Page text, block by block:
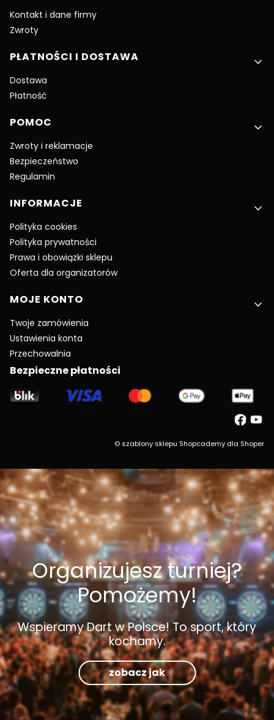
Kontakt i dane firmy
Zwroty
PŁATNOŚCI I DOSTAWA
Dostawa
Płatność
POMOC
Zwroty i reklamacje
Bezpieczeństwo
Regulamin
INFORMACJE
Polityka cookies
Polityka prywatności
Prawa i obowiązki sklepu
Oferta dla organizatorów
MOJE KONTO
Twoje zamówienia
Ustawienia konta
Przechowalnia
Bezpieczne płatności
©szablony sklepu Shopcademy dla Shoper
Organizujesz turniej?
Pomożemy!
Wspieramy Dart w Polsce! To sport, który
kochamy.
zobacz jak